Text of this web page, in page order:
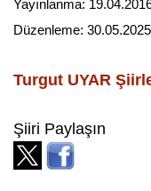
Yayınlanma:
Düzenleme:
Turgut UYAR
Şiiri Paylaşın